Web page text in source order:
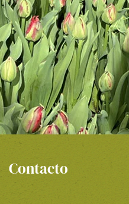
Contacto